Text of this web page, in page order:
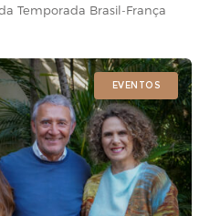
Temporada Brasil-França
EVENTOS